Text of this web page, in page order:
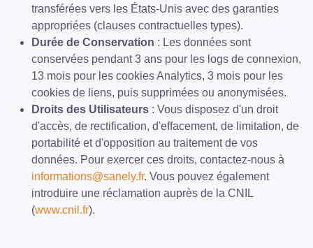
transférées vers les États-Unis avec des garanties
appropriées (clauses contractuelles types).
Durée de Conservation : Les données sont
conservées pendant 3 ans pour les logs de connexion,
13 mois pour les cookies Analytics, 3 mois pour les
cookies de liens, puis supprimées ou anonymisées.
Droits des Utilisateurs : Vous disposez d'un droit
d'accès, de rectification, d'effacement, de limitation, de
portabilité et d'opposition au traitement de vos
données. Pour exercer ces droits, contactez-nous à
informations@sanely.fr. Vous pouvez également
introduire une réclamation auprès de la CNIL
(www.cnil.fr).